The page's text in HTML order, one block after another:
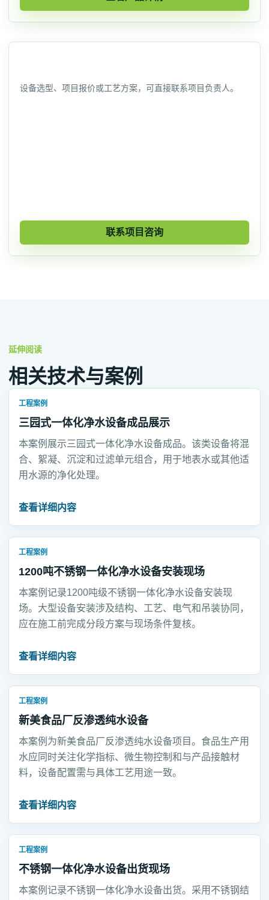
设备选型、项目报价或工艺方案，可直接联系项目负责人。
联系项目咨询
延伸阅读
相关技术与案例
工程案例
三园式一体化净水设备成品展示
本案例展示三园式一体化净水设备成品。该类设备将混
合、絮凝、沉淀和过滤单元组合，用于地表水或其他适
用水源的净化处理。
查看详细内容
工程案例
1200吨不锈钢一体化净水设备安装现场
本案例记录1200吨级不锈钢一体化净水设备安装现
场。大型设备安装涉及结构、工艺、电气和吊装协同，
应在施工前完成分段方案与现场条件复核。
查看详细内容
工程案例
新美食品厂反渗透纯水设备
本案例为新美食品厂反渗透纯水设备项目。食品生产用
水应同时关注化学指标、微生物控制和与产品接触材
料，设备配置需与具体工艺用途一致。
查看详细内容
工程案例
不锈钢一体化净水设备出货现场
本案例记录不锈钢一体化净水设备出货。采用不锈钢结